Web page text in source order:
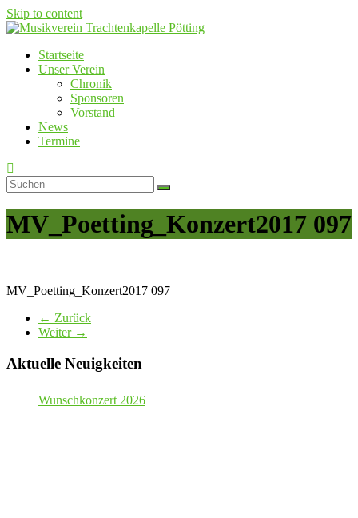
Skip to content
Musikverein Trachtenkapelle Pötting
Startseite
Unser Verein
Chronik
Sponsoren
Vorstand
News
Termine
MV_Poetting_Konzert2017 097
MV_Poetting_Konzert2017 097
← Zurück
Weiter →
Aktuelle Neuigkeiten
Wunschkonzert 2026